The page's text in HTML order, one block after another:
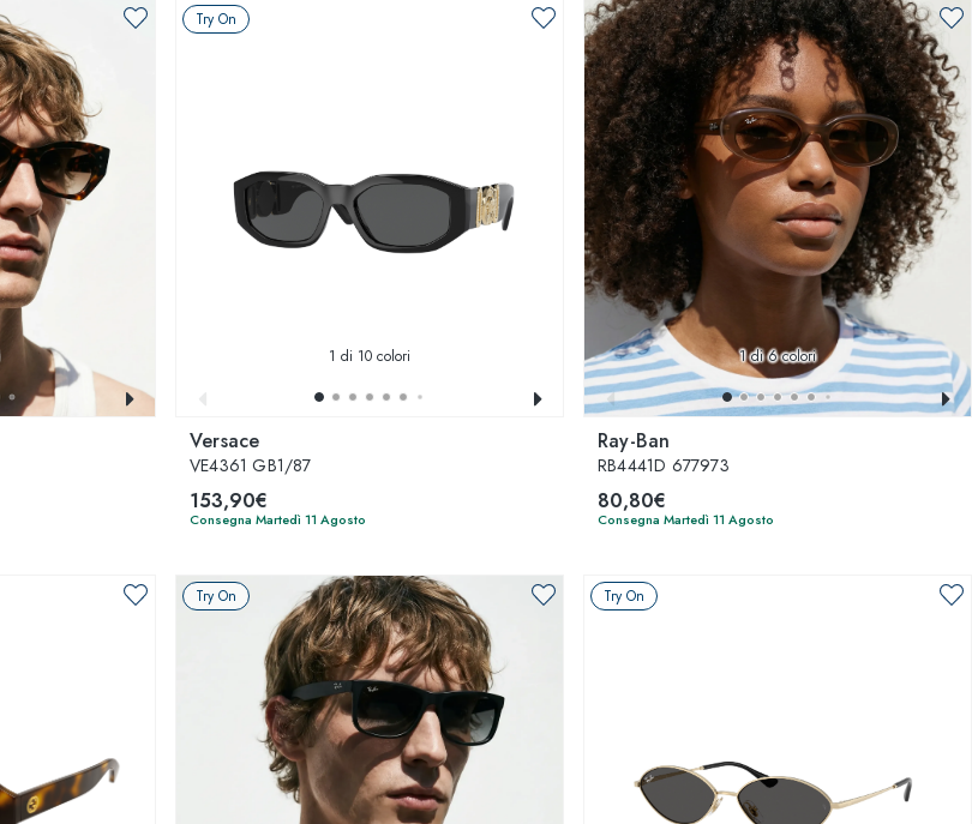
Try On
1 di 10 colori
Versace
VE4361 GB1/87
153,90€
Consegna Martedì 11 Agosto
1di 6 colori
Ray-Ban
RB4441D 677973
80,80€
Consegna Martedì 11 Agosto
Try On Try On